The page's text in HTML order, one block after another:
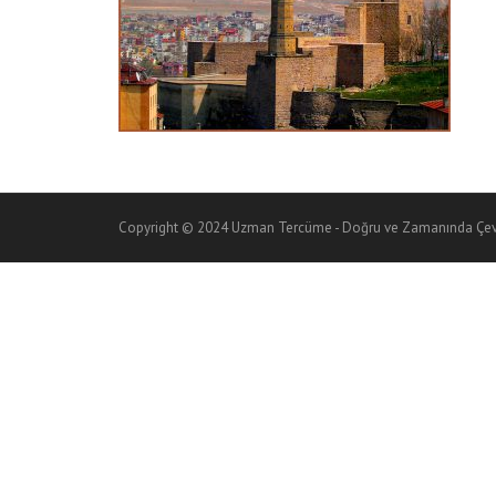
Copyright © 2024 Uzman Tercüme - Doğru ve Zamanında